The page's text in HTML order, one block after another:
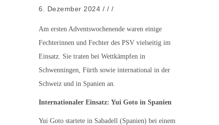
6. Dezember 2024 / / /
Am ersten Adventswochenende waren einige
Fechterinnen und Fechter des PSV vielseitig im
Einsatz. Sie traten bei Wettkämpfen in
Schwenningen, Fürth sowie international in der
Schweiz und in Spanien an.
Internationaler Einsatz: Yui Goto in Spanien
Yui Goto startete in Sabadell (Spanien) bei einem